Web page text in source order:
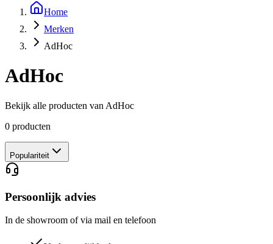
Home
Merken
AdHoc
AdHoc
Bekijk alle producten van AdHoc
0 producten
Populariteit
Persoonlijk advies
In de showroom of via mail en telefoon